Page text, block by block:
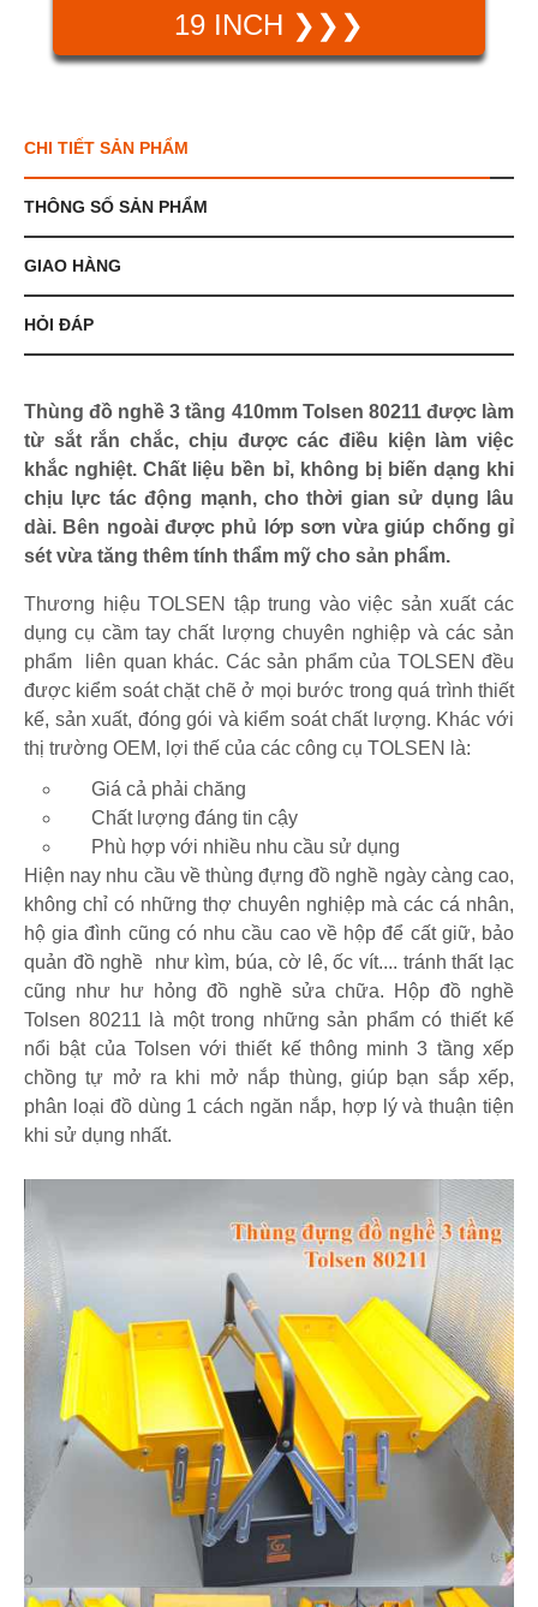
19 INCH ❯❯❯
CHI TIẾT SẢN PHẨM
THÔNG SỐ SẢN PHẨM
GIAO HÀNG
HỎI ĐÁP
Thùng đồ nghề 3 tầng 410mm Tolsen 80211 được làm
từ sắt rắn chắc, chịu được các điều kiện làm việc
khắc nghiệt. Chất liệu bền bỉ, không bị biến dạng khi
chịu lực tác động mạnh, cho thời gian sử dụng lâu
dài. Bên ngoài được phủ lớp sơn vừa giúp chống gỉ
sét vừa tăng thêm tính thẩm mỹ cho sản phẩm.
Thương hiệu TOLSEN tập trung vào việc sản xuất các
dụng cụ cầm tay chất lượng chuyên nghiệp và các sản
phẩm liên quan khác. Các sản phẩm của TOLSEN đều
được kiểm soát chặt chẽ ở mọi bước trong quá trình thiết
kế, sản xuất, đóng gói và kiểm soát chất lượng. Khác với
thị trường OEM, lợi thế của các công cụ TOLSEN là:
Giá cả phải chăng
Chất lượng đáng tin cậy
Phù hợp với nhiều nhu cầu sử dụng
Hiện nay nhu cầu về thùng đựng đồ nghề ngày càng cao,
không chỉ có những thợ chuyên nghiệp mà các cá nhân,
hộ gia đình cũng có nhu cầu cao về hộp để cất giữ, bảo
quản đồ nghề như kìm, búa, cờ lê, ốc vít.... tránh thất lạc
cũng như hư hỏng đồ nghề sửa chữa. Hộp đồ nghề
Tolsen 80211 là một trong những sản phẩm có thiết kế
nổi bật của Tolsen với thiết kế thông minh 3 tầng xếp
chồng tự mở ra khi mở nắp thùng, giúp bạn sắp xếp,
phân loại đồ dùng 1 cách ngăn nắp, hợp lý và thuận tiện
khi sử dụng nhất.